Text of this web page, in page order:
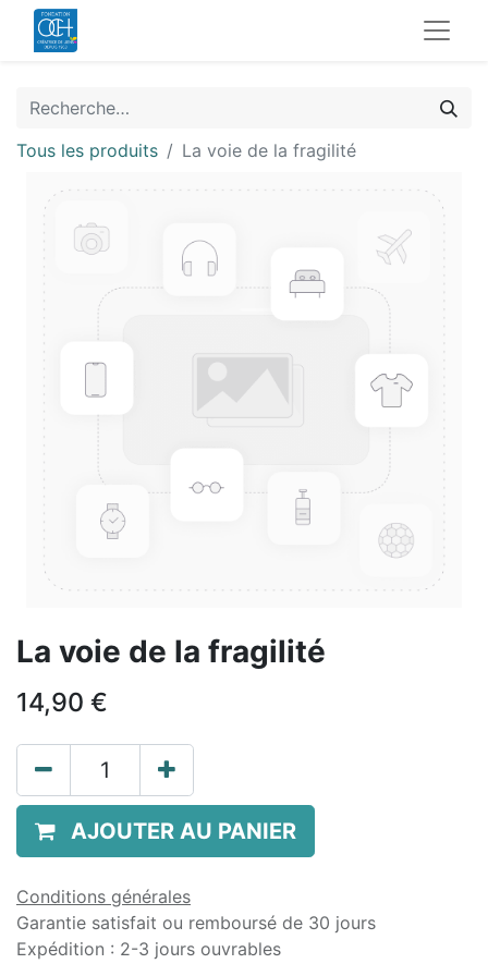
Tous les produits La voie de la fragilité
La voie de la fragilité
14,90 €
AJOUTER AU PANIER
Conditions générales
Garantie satisfait ou remboursé de 30 jours
Expédition : 2-3 jours ouvrables